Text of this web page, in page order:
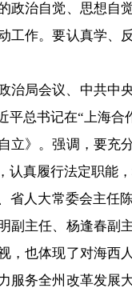
政治自觉、思想自
工作。要认真学、
治局会议、中共中
平总书记在“上海
立》。强调，要充
认真履行法定职能
省人大常委会主任
副主任、杨逢春副
，也体现了对海西
服务全州改革发展